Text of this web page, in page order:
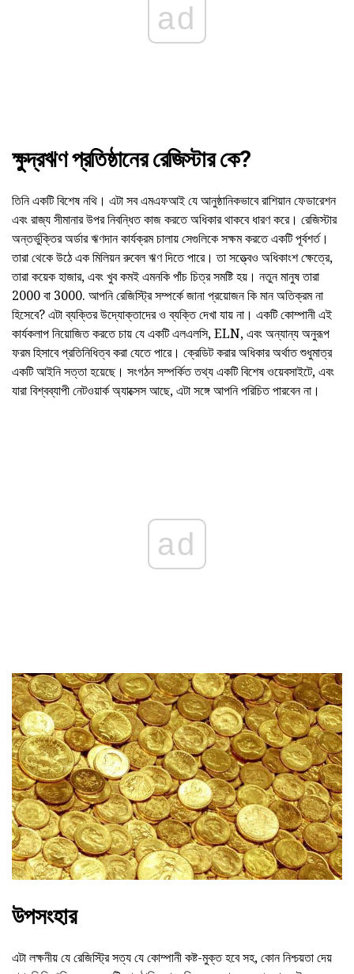
ad
ক্ষুদ্রঋণ প্রতিষ্ঠানের রেজিস্টার কে?
তিনি একটি বিশেষ নথি। এটা সব এমএফআই যে আনুষ্ঠানিকভাবে রাশিয়ান ফেডারেশন
এবং রাজ্য সীমানার উপর নিবন্ধিত কাজ করতে অধিকার থাকবে ধারণ করে। রেজিস্টার
অন্তর্ভুক্তির অর্ডার ঋণদান কার্যক্রম চালায় সেগুলিকে সক্ষম করতে একটি পূর্বশর্ত।
তারা থেকে উঠে এক মিলিয়ন রুবেল ঋণ দিতে পারে। তা সত্ত্বেও অধিকাংশ ক্ষেত্রে,
তারা কয়েক হাজার, এবং খুব কমই এমনকি পাঁচ চিত্র সমষ্টি হয়। নতুন মানুষ তারা
2000 বা 3000. আপনি রেজিস্ট্রি সম্পর্কে জানা প্রয়োজন কি মান অতিক্রম না
হিসেবে? এটা ব্যক্তির উদ্যোক্তাদের ও ব্যক্তি দেখা যায় না। একটি কোম্পানী এই
কার্যকলাপ নিয়োজিত করতে চায় যে একটি এলএলসি, ELN, এবং অন্যান্য অনুরূপ
ফরম হিসাবে প্রতিনিধিত্ব করা যেতে পারে। ক্রেডিট করার অধিকার অর্থাত শুধুমাত্র
একটি আইনি সত্তা হয়েছে। সংগঠন সম্পর্কিত তথ্য একটি বিশেষ ওয়েবসাইটে, এবং
যারা বিশ্বব্যাপী নেটওয়ার্ক অ্যাক্সেস আছে, এটা সঙ্গে আপনি পরিচিত পারবেন না।
ad
উপসংহার
এটা লক্ষনীয় যে রেজিস্ট্রি সত্য যে কোম্পানী কষ্ট-মুক্ত হবে সহ, কোন নিশ্চয়তা দেয়